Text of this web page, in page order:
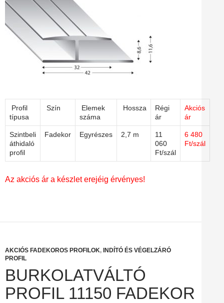
Profil
típusa
Szín
Elemek
száma
Hossza
Régi
ár
Akciós
ár
Szintbeli
áthidaló
profil
Fadekor Egyrészes 2,7 m
11
060
Ft/szál
6 480
Ft/szál
Az akciós ár a készlet erejéig érvényes!
AKCIÓS FADEKOROS PROFILOK, INDÍTÓ ÉS VÉGELZÁRÓ
PROFIL
BURKOLATVÁLTÓ
PROFIL 11150 FADEKOR